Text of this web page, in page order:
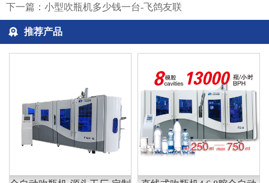
下一篇： 小型吹瓶机多少钱一台-飞鸽友联
推荐产品